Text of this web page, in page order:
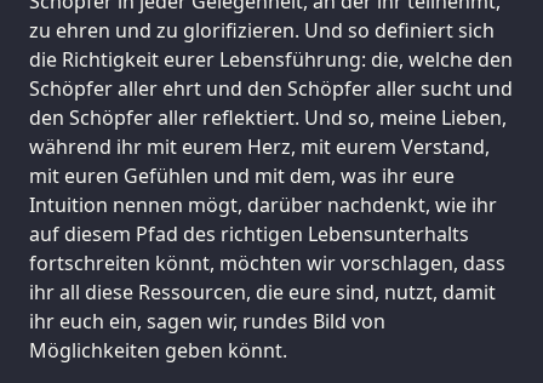
zu ehren und zu glorifizieren. Und so definiert sich
die Richtigkeit eurer Lebensführung: die, welche den
Schöpfer aller ehrt und den Schöpfer aller sucht und
den Schöpfer aller reflektiert. Und so, meine Lieben,
während ihr mit eurem Herz, mit eurem Verstand,
mit euren Gefühlen und mit dem, was ihr eure
Intuition nennen mögt, darüber nachdenkt, wie ihr
auf diesem Pfad des richtigen Lebensunterhalts
fortschreiten könnt, möchten wir vorschlagen, dass
ihr all diese Ressourcen, die eure sind, nutzt, damit
ihr euch ein, sagen wir, rundes Bild von
Möglichkeiten geben könnt.